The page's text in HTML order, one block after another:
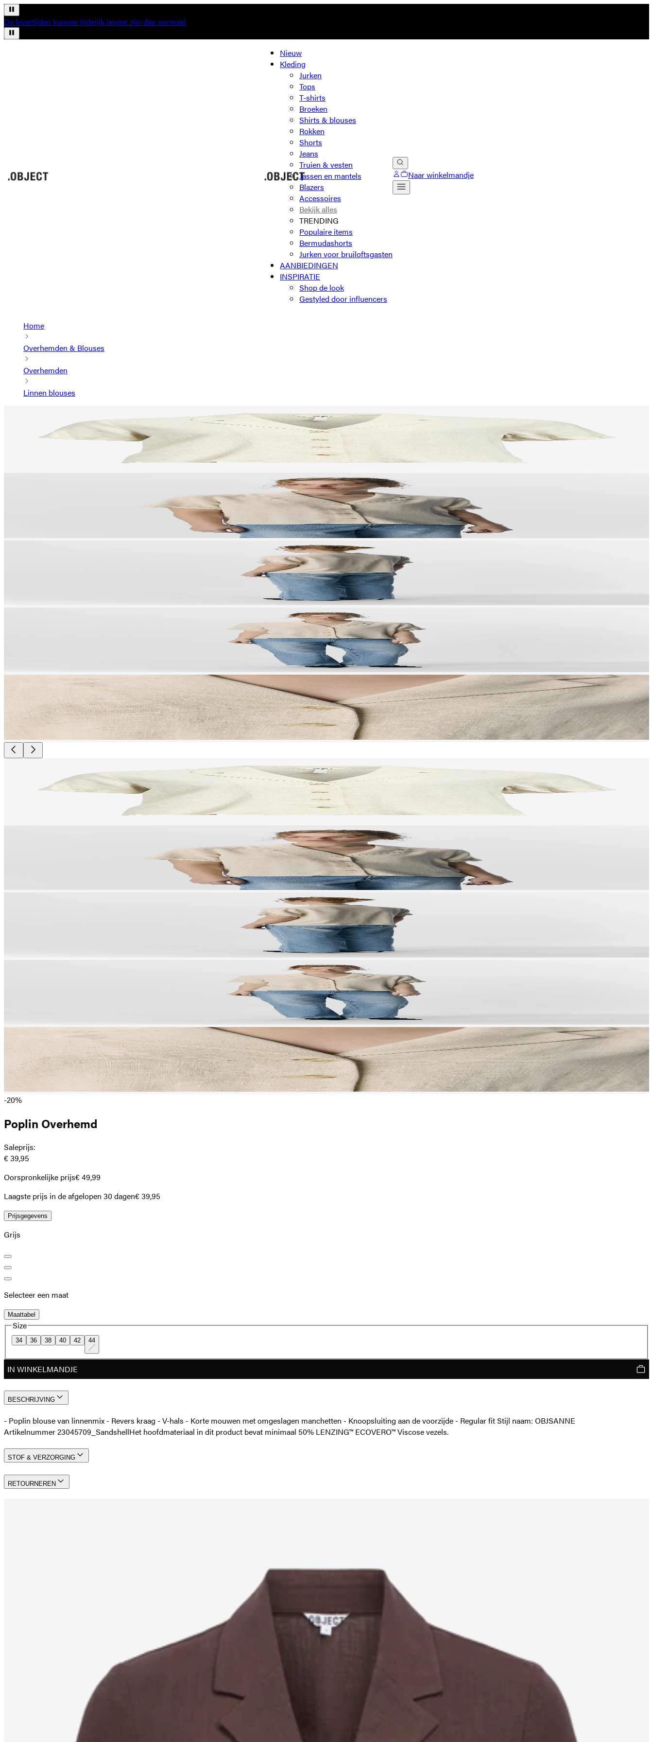
De levertijden kunnen tijdelijk langer zijn dan normaal
Nieuw
Kleding
Jurken
Tops
T-shirts
Broeken
Shirts & blouses
Rokken
Shorts
Jeans
Truien & vesten
Jassen en mantels
Blazers
Accessoires
Bekijk alles
TRENDING
Populaire items
Bermudashorts
Jurken voor bruiloftsgasten
AANBIEDINGEN
INSPIRATIE
Shop de look
Gestyled door influencers
Naar winkelmandje
Home
Overhemden & Blouses
Overhemden
Linnen blouses
-20%
Poplin Overhemd
Saleprijs:
€ 39,95
Oorspronkelijke prijs€ 49,99
Laagste prijs in de afgelopen 30 dagen€ 39,95
Prijsgegevens
Grijs
Selecteer een maat
Maattabel
Size
34 36 38 40 42 44
IN WINKELMANDJE
BESCHRIJVING
- Poplin blouse van linnenmix - Revers kraag - V-hals - Korte mouwen met omgeslagen manchetten - Knoopsluiting aan de voorzijde - Regular fit Stijl naam: OBJSANNE
Artikelnummer 23045709_SandshellHet hoofdmateriaal in dit product bevat minimaal 50% LENZING™ ECOVERO™ Viscose vezels.
STOF & VERZORGING
RETOURNEREN